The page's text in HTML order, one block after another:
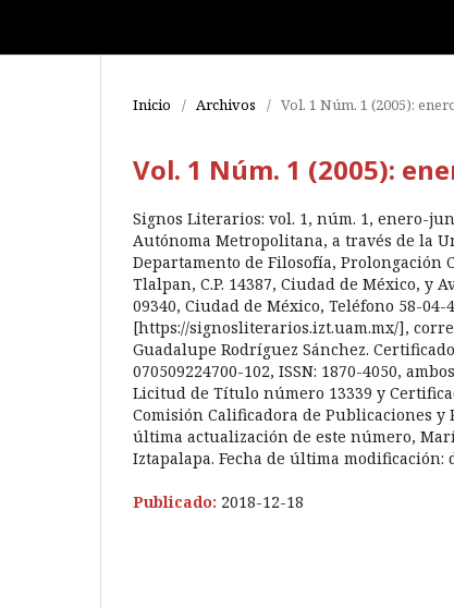
Inicio / Archivos / Vol. 1 Núm. 1 (2005):
Vol. 1 Núm. 1 (2005):
Signos Literarios: vol. 1, núm. 1, enero-
Autónoma Metropolitana, a través de la
Departamento de Filosofía, Prolongación
Tlalpan, C.P. 14387, Ciudad de México, y
09340, Ciudad de México, Teléfono 58-
[https://signosliterarios.izt.uam.mx/],
Guadalupe Rodríguez Sánchez.
070509224700-102, ISSN: 1870-4050,
Licitud de Título número 13339 y
Comisión Calificadora de Publicaciones y
última actualización de este número,
Iztapalapa. Fecha de última modificación:
Publicado: 2018-12-18